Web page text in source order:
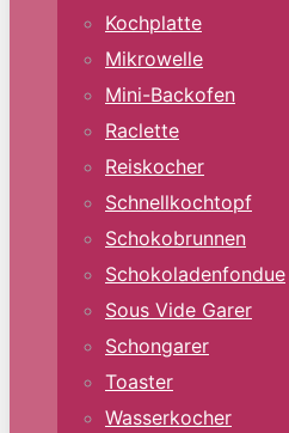
Kochplatte
Mikrowelle
Mini-Backofen
Raclette
Reiskocher
Schnellkochtopf
Schokobrunnen
Schokoladenfondue
Sous Vide Garer
Schongarer
Toaster
Wasserkocher